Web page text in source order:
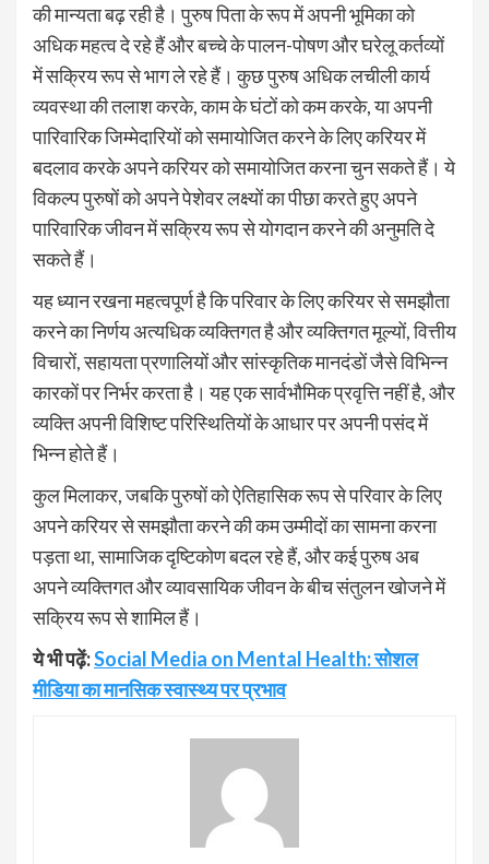
की मान्यता बढ़ रही है। पुरुष पिता के रूप में अपनी भूमिका को
अधिक महत्व दे रहे हैं और बच्चे के पालन-पोषण और घरेलू कर्तव्यों
में सक्रिय रूप से भाग ले रहे हैं। कुछ पुरुष अधिक लचीली कार्य
व्यवस्था की तलाश करके, काम के घंटों को कम करके, या अपनी
पारिवारिक जिम्मेदारियों को समायोजित करने के लिए करियर में
बदलाव करके अपने करियर को समायोजित करना चुन सकते हैं। ये
विकल्प पुरुषों को अपने पेशेवर लक्ष्यों का पीछा करते हुए अपने
पारिवारिक जीवन में सक्रिय रूप से योगदान करने की अनुमति दे
सकते हैं।
यह ध्यान रखना महत्वपूर्ण है कि परिवार के लिए करियर से समझौता
करने का निर्णय अत्यधिक व्यक्तिगत है और व्यक्तिगत मूल्यों, वित्तीय
विचारों, सहायता प्रणालियों और सांस्कृतिक मानदंडों जैसे विभिन्न
कारकों पर निर्भर करता है। यह एक सार्वभौमिक प्रवृत्ति नहीं है, और
व्यक्ति अपनी विशिष्ट परिस्थितियों के आधार पर अपनी पसंद में
भिन्न होते हैं।
कुल मिलाकर, जबकि पुरुषों को ऐतिहासिक रूप से परिवार के लिए
अपने करियर से समझौता करने की कम उम्मीदों का सामना करना
पड़ता था, सामाजिक दृष्टिकोण बदल रहे हैं, और कई पुरुष अब
अपने व्यक्तिगत और व्यावसायिक जीवन के बीच संतुलन खोजने में
सक्रिय रूप से शामिल हैं।
ये भी पढ़ें:Social Media on Mental Health: सोशल
मीडिया का मानसिक स्वास्थ्य पर प्रभाव